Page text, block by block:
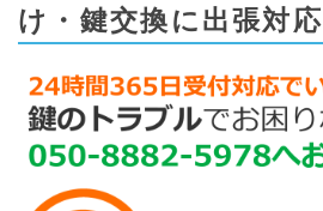
け・鍵交換に出張対応